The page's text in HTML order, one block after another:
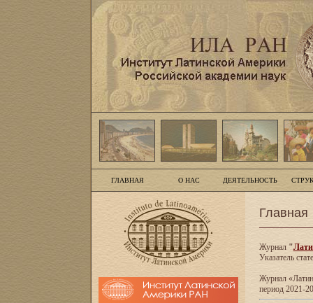
ГЛАВНАЯ О НАС ДЕЯТЕЛЬНОСТЬ
Главная
Журнал"
Указатель
Журнал
период 2021-